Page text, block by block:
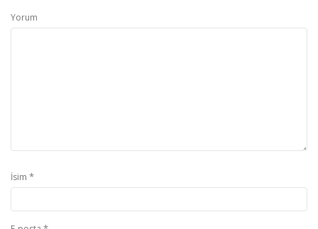
Yorum
İsim *